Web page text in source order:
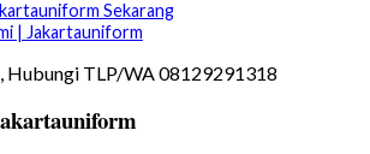
Sekarang
| Jakartauniform